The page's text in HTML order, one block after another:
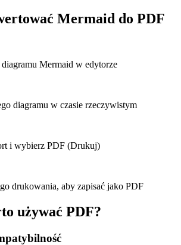
Mermaid do PDF
Mermaid w edytorze
diagramu w czasie rzeczywistym
i wybierz PDF (Drukuj)
drukowania, aby zapisać jako PDF
używać PDF?